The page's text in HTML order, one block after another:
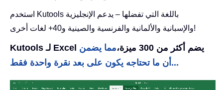
استخدم Kutools باللغة التي تفضلها – يدعم الإنجليزية
والإسبانية والألمانية والفرنسية والصينية و40+ لغات أخرى!
Kutools لـ Excel يضم أكثر من 300 ميزة،
مما يضمن
أن ما تحتاجه يكون على بعد نقرة واحدة فقط...